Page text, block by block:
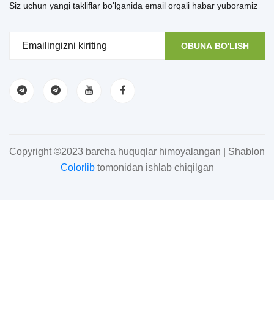
Siz uchun yangi takliflar bo'lganida email orqali habar yuboramiz
OBUNA BO'LISH
Copyright ©2023 barcha huquqlar himoyalangan | Shablon
Colorlibtomonidan ishlab chiqilgan